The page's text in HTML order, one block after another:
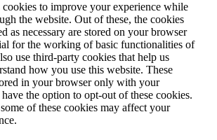
cookies to improve your experience while
the website. Out of these, the cookies
as necessary are stored on your browser
for the working of basic functionalities of
use third-party cookies that help us
how you use this website. These
in your browser only with your
the option to opt-out of these cookies.
of these cookies may affect your